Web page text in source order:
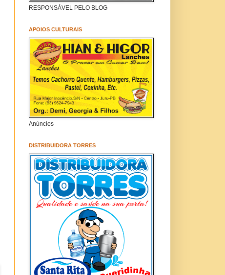
RESPONSÁVEL PELO BLOG
APOIOS CULTURAIS
Anúncios
DISTRIBUIDORA TORRES